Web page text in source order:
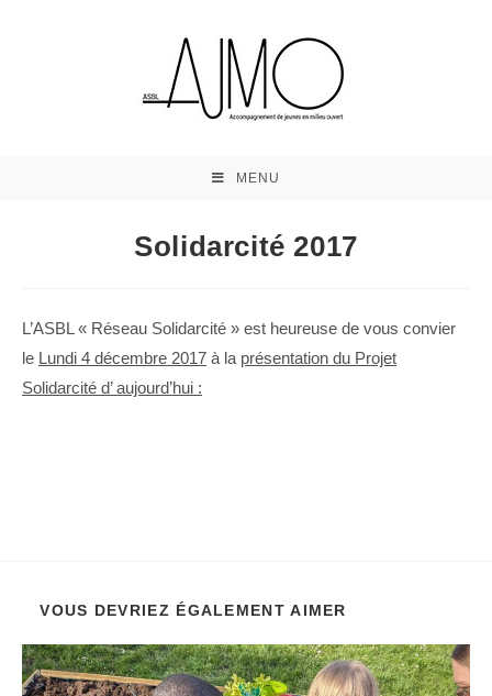
MENU
Solidarcité 2017
L’ASBL « Réseau Solidarcité » est heureuse de vous convier
le Lundi 4 décembre 2017 à la présentation du Projet
Solidarcité d’ aujourd’hui :
VOUS DEVRIEZ ÉGALEMENT AIMER